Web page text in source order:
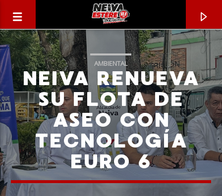
CANCIÓN ACTUAL
AMBIENTAL
NEIVA RENUEVA
SU FLOTA DE
ASEO CON
TECNOLOGÍA
EURO 6